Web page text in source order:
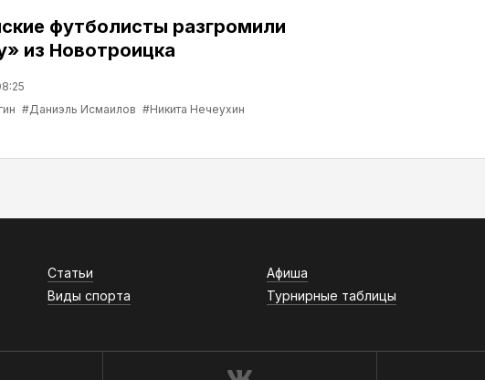
футболисты разгромили
из Новотроицка
#Даниэль Исмаилов #Никита Нечеухин
Статьи Афиша
Виды спорта Турнирные таблицы